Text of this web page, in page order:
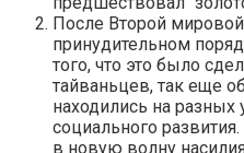
После Второй
принудительном
того, что это было
тайваньцев, так еще
находились на разных
социального
в новую волну